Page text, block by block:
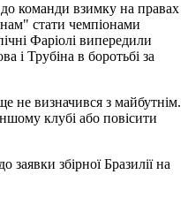
команди взимку на правах
стати чемпіонами
Фаріолі випередили
і Трубіна в боротьбі за
не визначився з майбутнім.
клубі або повісити
заявки збірної Бразилії на